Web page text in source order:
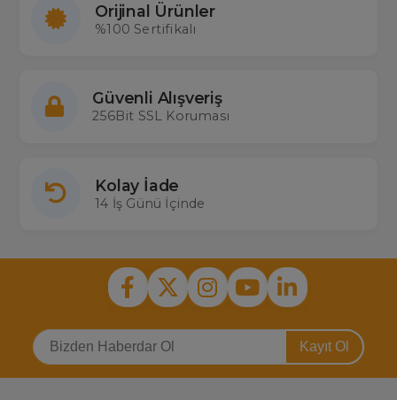
Orijinal Ürünler
%100 Sertifikalı
Güvenli Alışveriş
256Bit SSL Koruması
Kolay İade
14 İş Günü İçinde
Kayıt Ol